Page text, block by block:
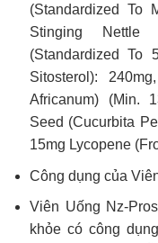
(Standardized To
Stinging Nettle
(Standardized To
Sitosterol):
Africanum) (Min.
Seed (Cucurbita
15mg Lycopene
Công dụng của
Viên Uống Nz-
khỏe có công